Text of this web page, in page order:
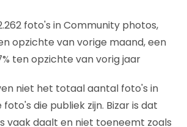
foto's in Community photos,
opzichte van vorige maand, een
ten opzichte van vorig jaar
niet het totaal aantal foto's in
foto's die publiek zijn. Bizar is dat
vaak daalt en niet toeneemt zoals